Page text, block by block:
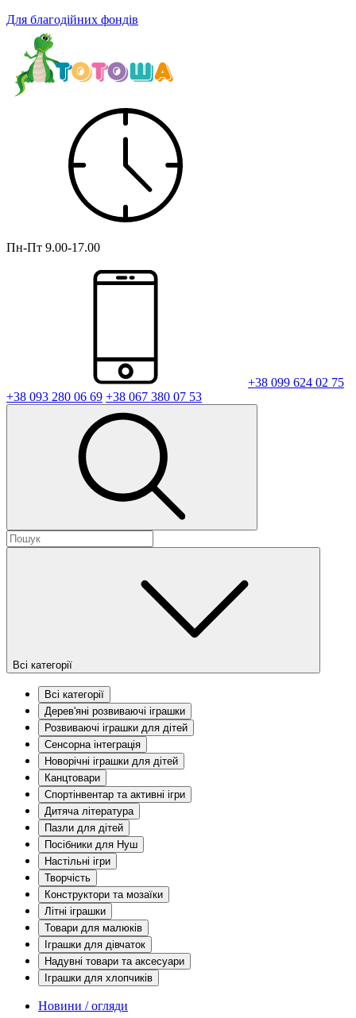
Для благодійних фондів
Пн-Пт 9.00-17.00
+38 099 624 02 75
+38 093 280 06 69 +38 067 380 07 53
Всі категорії
Всі категорії
Дерев'яні розвиваючі іграшки
Розвиваючі іграшки для дітей
Сенсорна інтеграція
Новорічні іграшки для дітей
Канцтовари
Спортінвентар та активні ігри
Дитяча література
Пазли для дітей
Посібники для Нуш
Настільні ігри
Творчість
Конструктори та мозаїки
Літні іграшки
Товари для малюків
Іграшки для дівчаток
Надувні товари та аксесуари
Іграшки для хлопчиків
Новини / огляди